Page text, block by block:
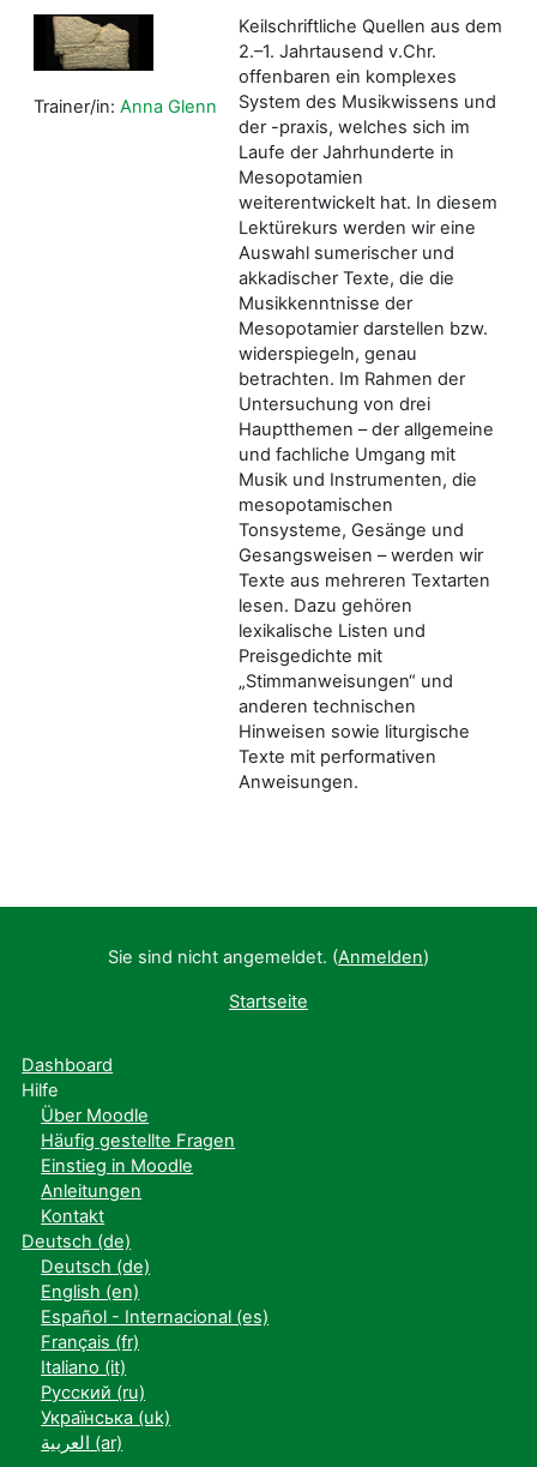
Keilschriftliche Quellen aus dem
2.–1. Jahrtausend v.Chr.
offenbaren ein komplexes
System des Musikwissens und
der -praxis, welches sich im
Laufe der Jahrhunderte in
Mesopotamien
weiterentwickelt hat. In diesem
Lektürekurs werden wir eine
Auswahl sumerischer und
akkadischer Texte, die die
Musikkenntnisse der
Mesopotamier darstellen bzw.
widerspiegeln, genau
betrachten. Im Rahmen der
Untersuchung von drei
Hauptthemen – der allgemeine
und fachliche Umgang mit
Musik und Instrumenten, die
mesopotamischen
Tonsysteme, Gesänge und
Gesangsweisen – werden wir
Texte aus mehreren Textarten
lesen. Dazu gehören
lexikalische Listen und
Preisgedichte mit
„Stimmanweisungen“ und
anderen technischen
Hinweisen sowie liturgische
Texte mit performativen
Anweisungen.
Trainer/in: Anna Glenn
Sie sind nicht angemeldet. (Anmelden)
Startseite
Dashboard
Hilfe
Über Moodle
Häufig gestellte Fragen
Einstieg in Moodle
Anleitungen
Kontakt
Deutsch ‎(de)‎
Deutsch ‎(de)‎
English ‎(en)‎
Español - Internacional ‎(es)‎
Français ‎(fr)‎
Italiano ‎(it)‎
Русский ‎(ru)‎
Українська ‎(uk)‎
العربية ‎(ar)‎